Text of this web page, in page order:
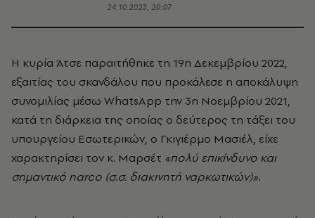
24.10.2023, 20:07
Η κυρία Άτσε παραιτήθηκε τη 19η Δεκεμβρίου 2022,
εξαιτίας του σκανδάλου που προκάλεσε η αποκάλυψη
συνομιλίας μέσω WhatsApp την 3η Νοεμβρίου 2021,
κατά τη διάρκεια της οποίας ο δεύτερος τη τάξει του
υπουργείου Εσωτερικών, ο Γκιγιέρμο Μασιέλ, είχε
χαρακτηρίσει τον κ. Μαρσέτ «πολύ επικίνδυνο και
σημαντικό narco (σ.σ. διακινητή ναρκωτικών)».